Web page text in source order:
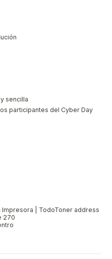
sencilla
participantes del Cyber Day
Impresora | TodoToner address
270